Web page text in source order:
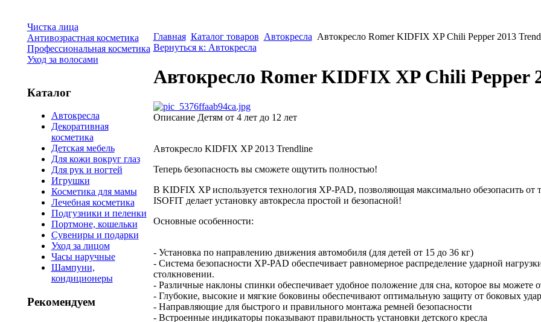
Чистка лица
Антивозрастная косметика
Профессиональная косметика
Уход за волосами
Каталог
Автокресла
Декоративная
косметика
Детская мебель
Для кожи вокруг глаз
Для рук и ногтей
Игрушки
Косметика для мамы
Лечебная косметика
Подгузники и пеленки
Портмоне, кошельки
Сувениры и подарки
Уход за лицом
Часы наручные
Шампуни,
кондиционеры
Рекомендуем
Главная Каталог товаров Автокресла Автокресло Romer KIDFIX XP Chili Pepper 2013
Вернуться к: Автокресла
Автокресло Romer KIDFIX XP Chili Pepper
ОписаниеДетям от 4 лет до 12 лет
Автокресло KIDFIX XP 2013 Trendline
Теперь безопасность вы сможете ощутить полностью!
В KIDFIX XP используется технология XP-PAD, позволяющая максимально обезопасить
ISOFIT делает установку автокресла простой и безопасной!
Основные особенности:
- Установка по направлению движения автомобиля (для детей от 15 до 36 кг)
- Система безопасности XP-PAD обеспечивает равномерное распределение ударной
столкновении.
- Различные наклоны спинки обеспечивает удобное положение для сна, которое вы можете
- Глубокие, высокие и мягкие боковины обеспечивают оптимальную защиту от боковых
- Направляющие для быстрого и правильного монтажа ремней безопасности
- Встроенные индикаторы показывают правильность установки детского кресла